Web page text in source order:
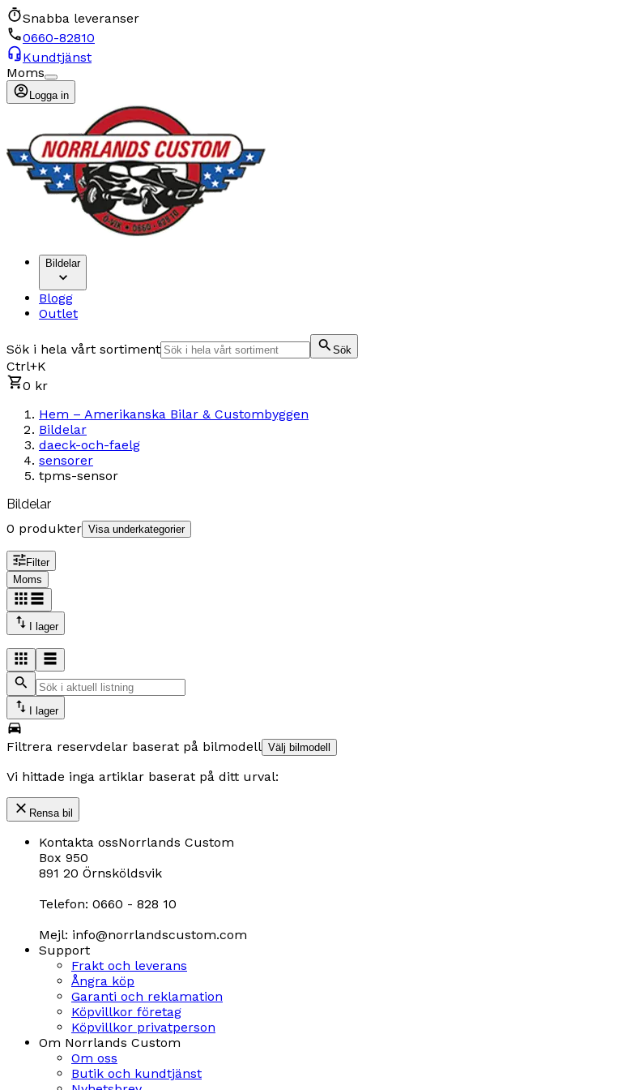
Snabba leveranser
0660-82810
Kundtjänst
Moms
Logga in
Bildelar
Blogg
Outlet
Sök i hela vårt sortiment Sök
Ctrl+K
0 kr
Hem – Amerikanska Bilar & Custombyggen
Bildelar
daeck-och-faelg
sensorer
tpms-sensor
Bildelar
0 produkter Visa underkategorier
Filter
Moms
I lager
I lager
Filtrera reservdelar baserat på bilmodell Välj bilmodell
Vi hittade inga artiklar baserat på ditt urval:
Rensa bil
Kontakta ossNorrlands Custom
Box 950
891 20 Örnsköldsvik
Telefon: 0660 - 828 10
Mejl: info@norrlandscustom.com
Support
Frakt och leverans
Ångra köp
Garanti och reklamation
Köpvillkor företag
Köpvillkor privatperson
Om Norrlands Custom
Om oss
Butik och kundtjänst